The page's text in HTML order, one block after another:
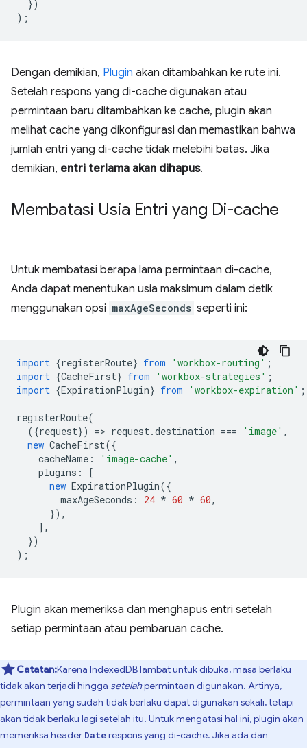
})
);
Dengan demikian, Plugin akan ditambahkan ke rute ini.
Setelah respons yang di-cache digunakan atau
permintaan baru ditambahkan ke cache, plugin akan
melihat cache yang dikonfigurasi dan memastikan bahwa
jumlah entri yang di-cache tidak melebihi batas. Jika
demikian, entri terlama akan dihapus.
Membatasi Usia Entri yang Di-cache
Untuk membatasi berapa lama permintaan di-cache,
Anda dapat menentukan usia maksimum dalam detik
menggunakan opsi maxAgeSeconds seperti ini:
import {registerRoute} from 'workbox-routing' ;
import {CacheFirst} from 'workbox-strategies' ;
import {ExpirationPlugin} from 'workbox-expiration' ;
registerRoute(
({request}) => request.destination === 'image' ,
new CacheFirst({
cacheName : 'image-cache' ,
plugins :
[
new ExpirationPlugin({
maxAgeSeconds : 24 * 60 * 60,
}),
],
})
);
Plugin akan memeriksa dan menghapus entri setelah
setiap permintaan atau pembaruan cache.
Catatan:Karena IndexedDB lambat untuk dibuka, masa berlaku
tidak akan terjadi hingga setelahpermintaan digunakan. Artinya,
permintaan yang sudah tidak berlaku dapat digunakan sekali, tetapi
akan tidak berlaku lagi setelah itu. Untuk mengatasi hal ini, plugin akan
memeriksa header Daterespons yang di-cache. Jika ada dan